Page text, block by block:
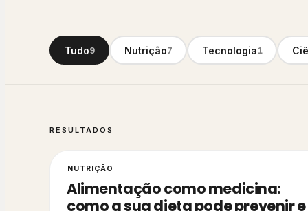
Tudo9 Nutrição7 Tecnologia1
RESULTADOS
NUTRIÇÃO
Alimentação como medicina:
como a sua dieta pode prevenir e